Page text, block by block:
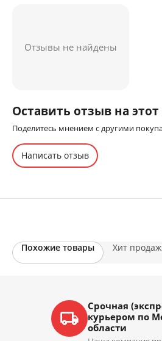
Отзывы не найдены
Оставить отзыв на этот
Поделитесь мнением с другими
Написать отзыв
Похожие товары Хит продаж
Срочная
курьером по
области